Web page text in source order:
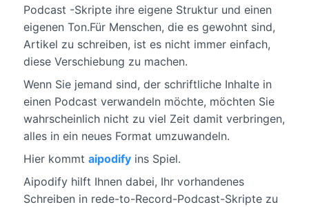
Podcast -Skripte ihre eigene Struktur und einen
eigenen Ton.Für Menschen, die es gewohnt sind,
Artikel zu schreiben, ist es nicht immer einfach,
diese Verschiebung zu machen.
Wenn Sie jemand sind, der schriftliche Inhalte in
einen Podcast verwandeln möchte, möchten Sie
wahrscheinlich nicht zu viel Zeit damit verbringen,
alles in ein neues Format umzuwandeln.
Hier kommt aipodifyins Spiel.
Aipodify hilft Ihnen dabei, Ihr vorhandenes
Schreiben in rede-to-Record-Podcast-Skripte zu